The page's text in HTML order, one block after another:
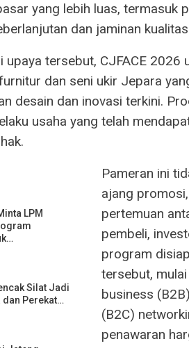
yang lebih luas, termasuk
dan jaminan
upaya tersebut, CJFACE 2026
dan seni ukir Jepara
desain dan inovasi terkini.
usaha yang telah
LPM
Silat Jadi
dan Perekat…
Pameran ini
ajang
pertemuan
pembeli,
program
tersebut,
business
(B2C)
penawaran